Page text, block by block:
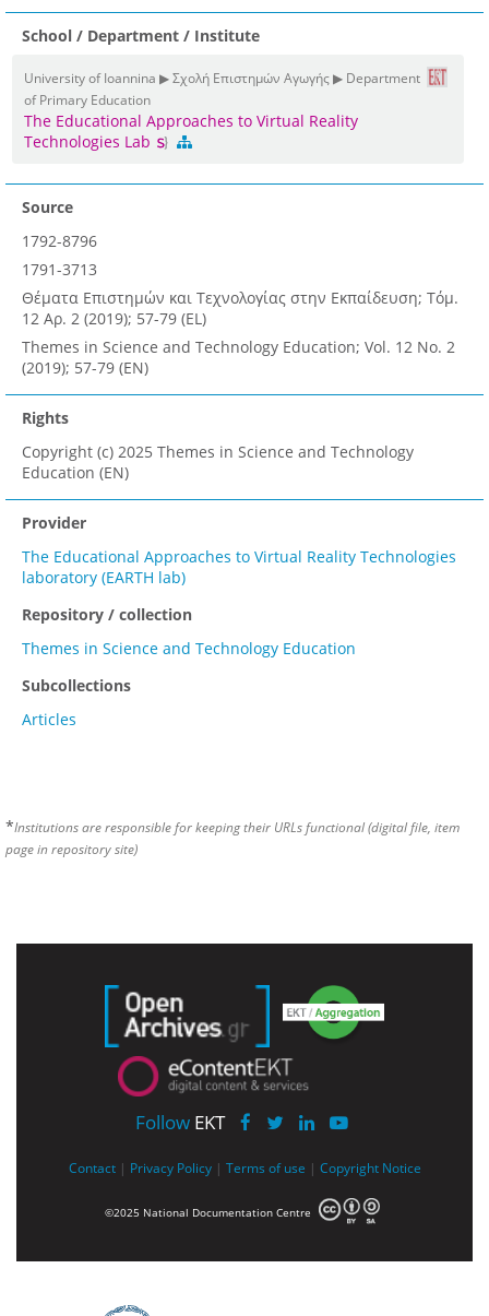
School / Department / Institute
University of Ioannina ▶ Σχολή Επιστημών Αγωγής ▶ Department
of Primary Education
The Educational Approaches to Virtual Reality
Technologies Lab
Source
1792-8796
1791-3713
Θέματα Επιστημών και Τεχνολογίας στην Εκπαίδευση; Τόμ.
12 Αρ. 2 (2019); 57-79 (EL)
Themes in Science and Technology Education; Vol. 12 No. 2
(2019); 57-79 (EN)
Rights
Copyright (c) 2025 Themes in Science and Technology
Education (EN)
Provider
The Educational Approaches to Virtual Reality Technologies
laboratory (EARTH lab)
Repository / collection
Themes in Science and Technology Education
Subcollections
Articles
*Institutions are responsible for keeping their URLs functional (digital file, item
page in repository site)
Follow EKT
Contact | Privacy Policy | Terms of use | Copyright Notice
©2025 National Documentation Centre